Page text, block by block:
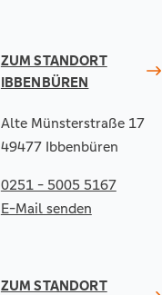
ZUM STANDORT
IBBENBÜREN
Alte Münsterstraße 17
49477 Ibbenbüren
0251 - 5005 5167
E-Mail senden
ZUM STANDORT